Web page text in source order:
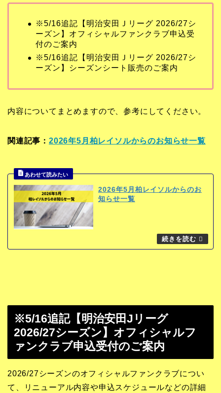
※5/16追記【明治安田Ｊリーグ 2026/27シ
ーズン】オフィシャルファンクラブ申込受
付のご案内
※5/16追記【明治安田Ｊリーグ 2026/27シ
ーズン】シーズンシート販売のご案内
内容についてまとめますので、参考にしてください。
関連記事： 2026年5月柏レイソルからのお知らせ一覧
2026年5月柏レイソルからのお
知らせ一覧
※5/16追記【明治安田Jリーグ
2026/27シーズン】オフィシャルフ
ァンクラブ申込受付のご案内
2026/27シーズンのオフィシャルファンクラブについ
て、リニューアル内容や申込スケジュールなどの詳細